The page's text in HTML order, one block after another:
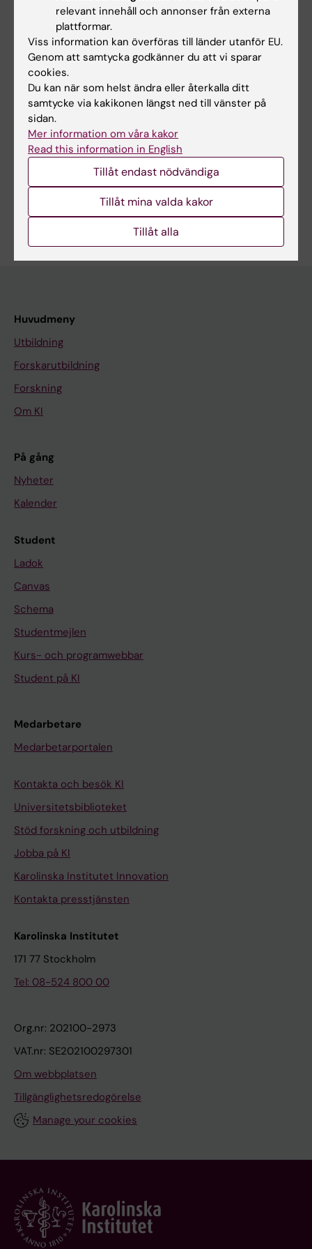
Alla övriga publikationer
PREPRINT:
DIscBIO: a user-friendly pipeline for biomarker
discovery in single-cell transcriptomics
Ghannoum S; Netto WL; Fantini D; Ragan-
Kelley B; Parizadeh A; Jonasson E; Ståhlberg A;
Farhan H; Köhn-Luque A
Är du Salim Ghannoum?
Redigera din profil
Huvudmeny
Utbildning
Forskarutbildning
Forskning
Om KI
På gång
Nyheter
Kalender
Student
Ladok
Canvas
Schema
Studentmejlen
Kurs- och programwebbar
Student på KI
Medarbetare
Medarbetarportalen
Kontakta och besök KI
Universitetsbiblioteket
Stöd forskning och utbildning
Jobba på KI
Karolinska Institutet Innovation
Kontakta presstjänsten
Karolinska Institutet
171 77 Stockholm
Tel: 08-524 800 00
Org.nr: 202100-2973
VAT.nr: SE202100297301
Om webbplatsen
Tillgänglighetsredogörelse
Manage your cookies
relevant innehåll och annonser från externa
plattformar.
Viss information kan överföras till länder utanför EU.
Genom att samtycka godkänner du att vi sparar
cookies.
Du kan när som helst ändra eller återkalla ditt
samtycke via kakikonen längst ned till vänster på
sidan.
Mer information om våra kakor
Read this information in English
Tillåt endast nödvändiga
Tillåt mina valda kakor
Tillåt alla